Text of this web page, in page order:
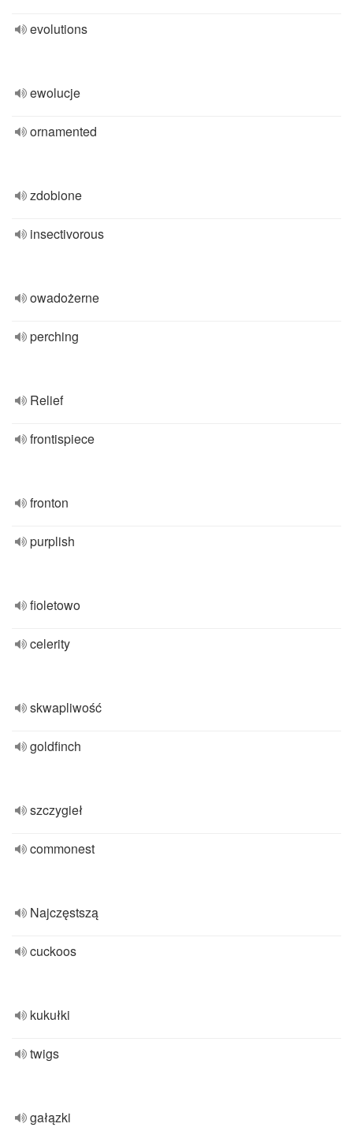
evolutions
ewolucje
ornamented
zdobione
insectivorous
owadożerne
perching
Relief
frontispiece
fronton
purplish
fioletowo
celerity
skwapliwość
goldfinch
szczygieł
commonest
Najczęstszą
cuckoos
kukułki
twigs
gałązki